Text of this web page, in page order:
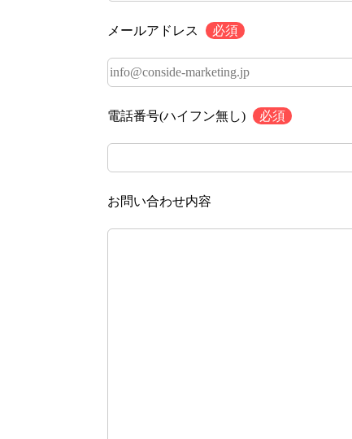
メールアドレス 必須
電話番号(ハイフン無し) 必須
お問い合わせ内容